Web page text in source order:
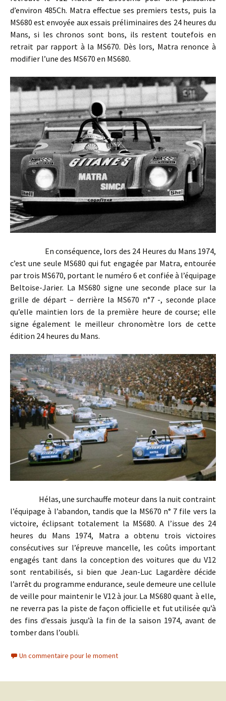
d’environ 485Ch. Matra effectue ses premiers tests, puis la
MS680 est envoyée aux essais préliminaires des 24 heures du
Mans, si les chronos sont bons, ils restent toutefois en
retrait par rapport à la MS670. Dès lors, Matra renonce à
modifier l’une des MS670 en MS680.
En conséquence, lors des 24 Heures du Mans 1974,
c’est une seule MS680 qui fut engagée par Matra, entourée
par trois MS670, portant le numéro 6 et confiée à l’équipage
Beltoise-Jarier. La MS680 signe une seconde place sur la
grille de départ – derrière la MS670 n°7 -, seconde place
qu’elle maintien lors de la première heure de course; elle
signe également le meilleur chronomètre lors de cette
édition 24 heures du Mans.
Hélas, une surchauffe moteur dans la nuit contraint
l’équipage à l’abandon, tandis que la MS670 n° 7 file vers la
victoire, éclipsant totalement la MS680. A l’issue des 24
heures du Mans 1974, Matra a obtenu trois victoires
consécutives sur l’épreuve mancelle, les coûts important
engagés tant dans la conception des voitures que du V12
sont rentabilisés, si bien que Jean-Luc Lagardère décide
l’arrêt du programme endurance, seule demeure une cellule
de veille pour maintenir le V12 à jour. La MS680 quant à elle,
ne reverra pas la piste de façon officielle et fut utilisée qu’à
des fins d’essais jusqu’à la fin de la saison 1974, avant de
tomber dans l’oubli.
Un commentaire pour le moment